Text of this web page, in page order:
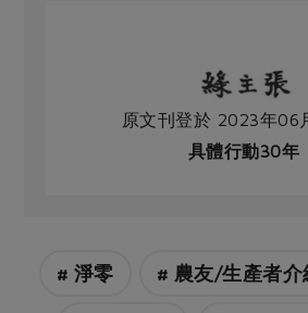
原文刊登於 2023年06
具體行動30年
# 淨零 # 農友/生產者介